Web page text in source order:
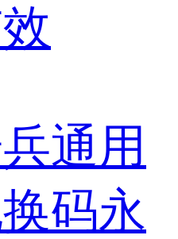
通用
码永